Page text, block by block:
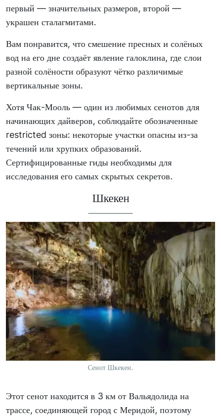
первый — значительных размеров, второй —
украшен сталагмитами.
Вам понравится, что смешение пресных и солёных
вод на его дне создаёт явление галоклина, где слои
разной солёности образуют чётко различимые
вертикальные зоны.
Хотя Чак-Мооль — один из любимых сенотов для
начинающих дайверов, соблюдайте обозначенные
restricted зоны: некоторые участки опасны из-за
течений или хрупких образований.
Сертифицированные гиды необходимы для
исследования его самых скрытых секретов.
Шкекен
Сенот Шкекен.
Этот сенот находится в 3 км от Вальядолида на
трассе, соединяющей город с Меридой, поэтому